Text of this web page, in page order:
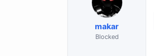
makar
Blocked